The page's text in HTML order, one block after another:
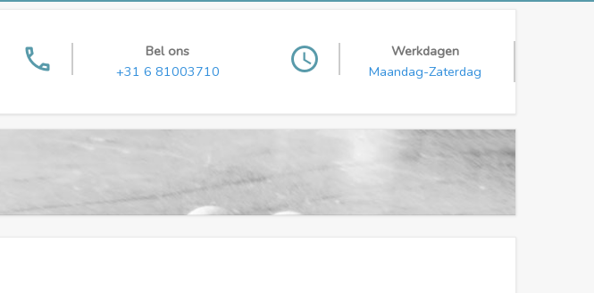
phone
Bel ons
+31 6 81003710
access_time
Werkdagen
Maandag-Zaterdag